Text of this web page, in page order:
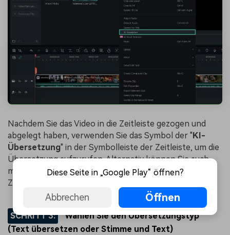
Nachdem Sie das Video in die Zeitleiste gezogen und
abgelegt haben, verwenden Sie das Symbol der "KI-
Übersetzung" in der Symbolleiste der Zeitleiste, um die
Übersetzung aufzurufen. Alternativ können Sie auch
mit der rechten Maustaste auf das Video in der
Zeitleiste klicken. Wählen Sie dann "
SCHRITT 3:
Wählen Sie den Übersetzungstyp
(Text übersetzen oder Stimme und Text)
Diese Seite in „Google Play“ öffnen?
Abbrechen Öffnen